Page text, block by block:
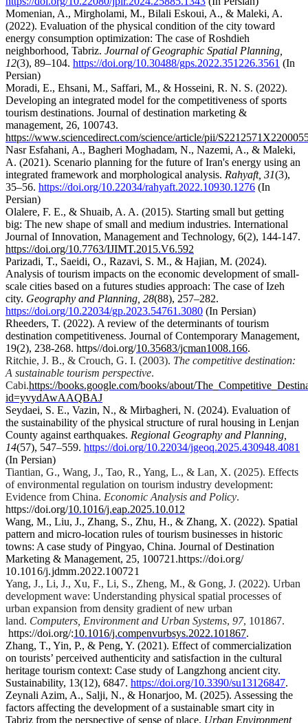
Momenian, A., Mirgholami, M., Bilali Eskoui, A., & Maleki, A.
(2022). Evaluation of the physical condition of the city toward
energy consumption optimization: The case of Roshdieh
neighborhood, Tabriz. Journal of Geographic Spatial Planning,
12(3), 89–104. https://doi.org/10.30488/gps.2022.351226.3561 (In
Persian)
Moradi, E., Ehsani, M., Saffari, M., & Hosseini, R. N. S. (2022).
Developing an integrated model for the competitiveness of sports
tourism destinations. Journal of destination marketing &
management, 26, 100743.‏
https://www.sciencedirect.com/science/article/pii/
Nasr Esfahani, A., Bagheri Moghadam, N., Nazemi, A., & Maleki,
A. (2021). Scenario planning for the future of Iran's energy using an
integrated framework and morphological analysis. Rahyaft, 31(3),
35–56. https://doi.org/10.22034/rahyaft.2022.10930.1276 (In
Persian)
Olalere, F. E., & Shuaib, A. A. (2015). Starting small but getting
big: The new shape of small and medium industries. International
Journal of Innovation, Management and Technology, 6(2), 144-147.
https://doi.org/10.7763/IJIMT.2015.V6.592
Parizadi, T., Saeidi, O., Razavi, S. M., & Hajian, M. (2024).
Analysis of tourism impacts on the economic development of small-
scale cities based on a futures studies approach: The case of Izeh
city. Geography and Planning, 28(88), 257–282.
https://doi.org/10.22034/gp.2023.54761.3080 (In Persian)
Rheeders, T. (2022). A review of the determinants of tourism
destination competitiveness. Journal of Contemporary Management,
19(2), 238-268.‏ https//doi.org/10.35683/jcman1008.166.
Ritchie, J. B., & Crouch, G. I. (2003). The competitive destination:
A sustainable tourism perspective.
Cabi.https://books.google.com/books/about/
id=yvydAwAAQBAJ
Seydaei, S. E., Vazin, N., & Mirbagheri, N. (2024). Evaluation of
the sustainability of the physical structure of rural housing in Lenjan
County against earthquakes. Regional Geography and Planning,
14(57), 547–559. https://doi.org/10.22034/jgeoq.2025.430948.4081
(In Persian)
Tiantian, G., Wang, J., Tao, R., Yang, L., & Lan, X. (2025). Effects
of environmental regulation on tourism industry development:
Evidence from China. Economic Analysis and Policy.
https://doi.org/10.1016/j.eap.2025.10.012
Wang, M., Liu, J., Zhang, S., Zhu, H., & Zhang, X. (2022). Spatial
pattern and micro-location rules of tourism businesses in historic
towns: A case study of Pingyao, China. Journal of Destination
Marketing & Management, 25, 100721.‏https://doi.org/
10.1016/j.jdmm.2022.100721
Yang, J., Li, J., Xu, F., Li, S., Zheng, M., & Gong, J. (2022). Urban
development wave: Understanding physical spatial processes of
urban expansion from density gradient of new urban
land. Computers, Environment and Urban Systems, 97, 101867.
https://doi.org/:10.1016/j.compenvurbsys.2022.101867.
Zhang, T., Yin, P., & Peng, Y. (2021). Effect of commercialization
on tourists’ perceived authenticity and satisfaction in the cultural
heritage tourism context: Case study of Langzhong ancient city.
Sustainability, 13(12), 6847. https://doi.org/10.3390/su13126847.
Zeynali Azim, A., Salji, N., & Honarjoo, M. (2025). Assessing the
factors affecting the development of a sustainable smart city in
Tabriz from the perspective of sense of place. Urban Environment